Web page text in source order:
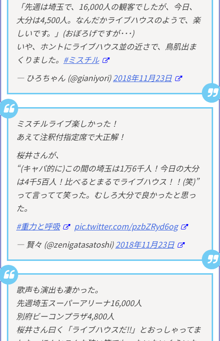
「先週は埼玉で、16,000人の観客でしたが、今日、
大分は4,500人。なんだかライブハウスのようで、楽
しいです。」(おぼろげですが･･･)
いや、ホントにライブハウス並の近さで、鳥肌出ま
くりました。 #ミスチル
— ひろちゃん (@gianiyori)2018年11月23日
ミスチルライブ楽しかった！
あえて注釈付指定席で大正解！
桜井さんが、
“(キャパ的に)この間の埼玉は1万6千人！今日の大分
は4千5百人！比べるとまるでライブハウス！！(笑)”
って言ってて笑った。むしろ大分で良かったと思っ
た。
#重力と呼吸
pic.twitter.com/pzbZRyd6og
— 賢々 (@zenigatasatoshi)2018年11月23日
歌声も演出も凄かった。
先週埼玉スーパーアリーナ16,000人
別府ビーコンプラザ4,800人
桜井さん曰く「ライブハウスだ!!」とおっしゃってま